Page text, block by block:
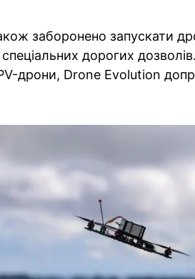
заборонено запускати
дорогих
дрони, Drone Evolution